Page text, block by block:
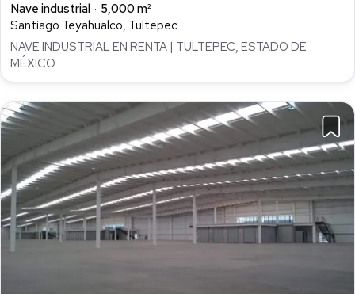
Nave industrial
5,000 m²
Santiago Teyahualco, Tultepec
NAVE INDUSTRIAL EN RENTA | TULTEPEC, ESTADO DE
MÉXICO